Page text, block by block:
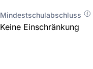
Mindestschulabschluss
Keine Einschränkung